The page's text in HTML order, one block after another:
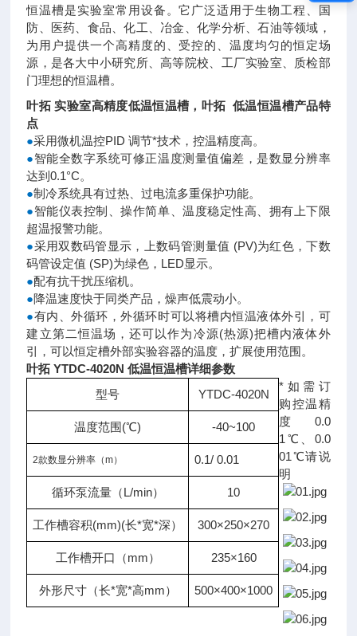
恒温槽是实验室常用设备。它广泛适用于生物工程、国
防、医药、食品、化工、冶金、化学分析、石油等领域，
为用户提供一个高精度的、受控的、温度均匀的恒定场
源，是各大中小研究所、高等院校、工厂实验室、质检部
门理想的恒温槽。
叶拓 实验室高精度低温恒温槽 ， 叶拓 低温恒温槽产品特
点
●采用微机温控PID 调节*技术，控温精度高。
●智能全数字系统可修正温度测量值偏差，是数显分辨率
达到0.1°C。
●制冷系统具有过热、过电流多重保护功能。
●智能仪表控制、操作简单、温度稳定性高、拥有上下限
超温报警功能。
●采用双数码管显示，上数码管测量值 (PV)为红色，下数
码管设定值 (SP)为绿色，LED显示。
●配有抗干扰压缩机。
●降温速度快于同类产品，燥声低震动小。
●有内、外循环，外循环时可以将槽内恒温液体外引，可
建立第二恒温场，还可以作为冷源(热源)把槽内液体外
引，可以恒定槽外部实验容器的温度，扩展使用范围。
叶拓 YTDC-4020N 低温恒温槽详细参数
型号
YTDC-4020N
温度范围(℃) -40~100
2款数显分辨率（m） 0.1/ 0.01
循环泵流量（L/min） 10
工作槽容积(mm)(长*宽*深） 300×250×270
工作槽开口（mm） 235×160
外形尺寸（长*宽*高mm） 500×400×1000
*如需订
购控温精
度0.0
1℃、0.0
01℃请说
明